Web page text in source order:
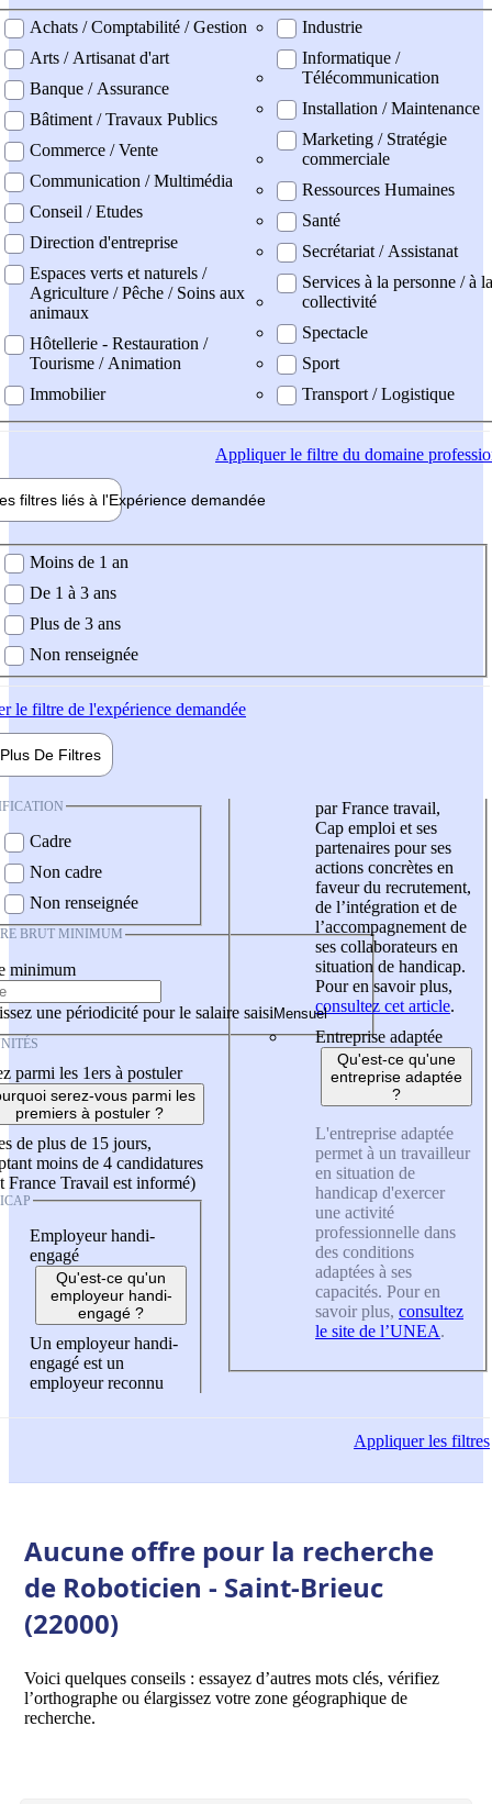
professionel
Achats / Comptabilité / Gestion
Arts / Artisanat d'art
Banque / Assurance
Bâtiment / Travaux Publics
Commerce / Vente
Communication / Multimédia
Conseil / Etudes
Direction d'entreprise
Espaces verts et naturels /
Agriculture / Pêche / Soins aux
animaux
Hôtellerie - Restauration /
Tourisme / Animation
Immobilier
Industrie
Informatique /
Télécommunication
Installation / Maintenance
Marketing / Stratégie
commerciale
Ressources Humaines
Santé
Secrétariat / Assistanat
Services à la personne / à la
collectivité
Spectacle
Sport
Transport / Logistique
Appliquerle filtre du domaine
filtres liés à l'Expérience demandée
demandée
Moins de 1 an
De 1 à 3 ans
Plus de 3 ans
Non renseignée
le filtre de l'expérience demandée
Plus De Filtres
Cadre
Non cadre
Non renseignée
BRUT MINIMUM
minimum
une périodicité pour le salaire saisi
parmi les 1ers à postuler
serez-vous parmi les
premiers à postuler ?
de plus de 15 jours,
moins de 4 candidatures
France Travail est informé)
Employeur handi-
engagé
Qu'est-ce qu'un
employeur handi-
engagé ?
Un employeur handi-
engagé est un
employeur reconnu
par France travail,
Cap emploi et ses
partenaires pour ses
actions concrètes en
faveur du recrutement,
de l’intégration et de
l’accompagnement de
ses collaborateurs en
situation de handicap.
Pour en savoir plus,
consultez cet article.
Entreprise adaptée
Qu'est-ce qu'une
entreprise adaptée
?
L'entreprise adaptée
permet à un travailleur
en situation de
handicap d'exercer
une activité
professionnelle dans
des conditions
adaptées à ses
capacités. Pour en
savoir plus, consultez
le site de l’UNEA.
Appliquerles filtres
Aucune offre pour la recherche
de Roboticien - Saint-Brieuc
(22000)
Voici quelques conseils : essayez d’autres mots clés, vérifiez
l’orthographe ou élargissez votre zone géographique de
recherche.